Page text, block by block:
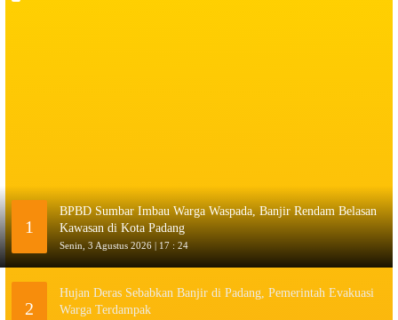
1
BPBD Sumbar Imbau Warga Waspada, Banjir Rendam Belasan
Kawasan di Kota Padang
Senin, 3 Agustus 2026 | 17 : 24
2
Hujan Deras Sebabkan Banjir di Padang, Pemerintah Evakuasi
Warga Terdampak